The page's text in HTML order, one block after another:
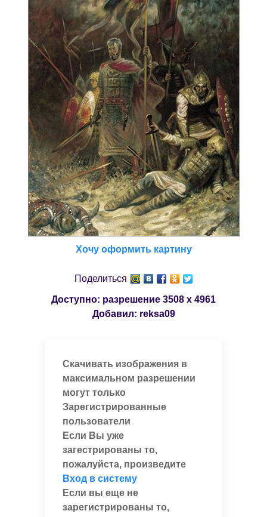
Хочу оформить картину
Поделиться
Доступно: разрешение 3508 x 4961
Добавил: reksa09
Скачивать изображения в
максимальном разрешении
могут только
Зарегистрированные
пользователи
Если Вы уже
загестрированы то,
пожалуйста, произведите
Вход в систему
Если вы еще не
зарегистрированы то,